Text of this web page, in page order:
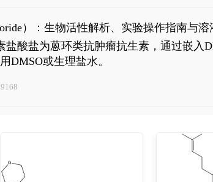
）：生物活性解析、实验操作指南与
盐酸盐为蒽环类抗肿瘤抗生素，通过嵌
DMSO或生理盐水。
9168